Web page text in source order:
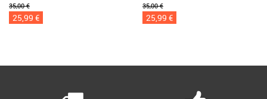
35,00 €
25,99 €
35,00 €
25,99 €